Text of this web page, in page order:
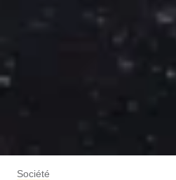
Société